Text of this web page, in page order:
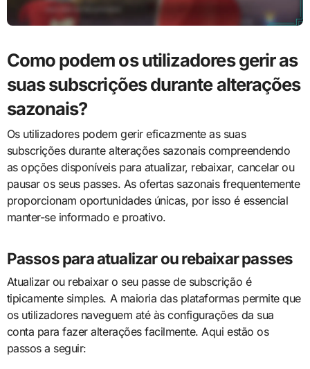
Como podem os utilizadores gerir as
suas subscrições durante alterações
sazonais?
Os utilizadores podem gerir eficazmente as suas
subscrições durante alterações sazonais compreendendo
as opções disponíveis para atualizar, rebaixar, cancelar ou
pausar os seus passes. As ofertas sazonais frequentemente
proporcionam oportunidades únicas, por isso é essencial
manter-se informado e proativo.
Passos para atualizar ou rebaixar passes
Atualizar ou rebaixar o seu passe de subscrição é
tipicamente simples. A maioria das plataformas permite que
os utilizadores naveguem até às configurações da sua
conta para fazer alterações facilmente. Aqui estão os
passos a seguir: